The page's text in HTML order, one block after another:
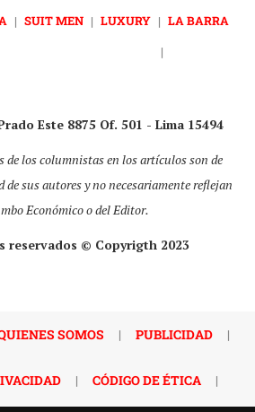
| SUIT MEN | LUXURY | LA BARRA
|
Este 8875 Of. 501 - Lima 15494
de los columnistas en los artículos son de
sus autores y no necesariamente reflejan
Económico o del Editor.
reservados © Copyrigth 2023
SOMOS | PUBLICIDAD |
| CÓDIGO DE ÉTICA |